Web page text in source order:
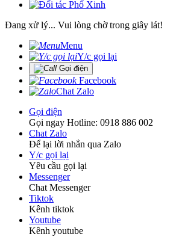
Đang xử lý... Vui lòng chờ trong giây lát!
Menu
Y/c gọi lại
Gọi điện
Facebook
Chat Zalo
Gọi điện
Gọi ngay Hotline: 0918 886 002
Chat Zalo
Để lại lời nhắn qua Zalo
Y/c gọi lại
Yêu cầu gọi lại
Messenger
Chat Messenger
Tiktok
Kênh tiktok
Youtube
Kênh youtube